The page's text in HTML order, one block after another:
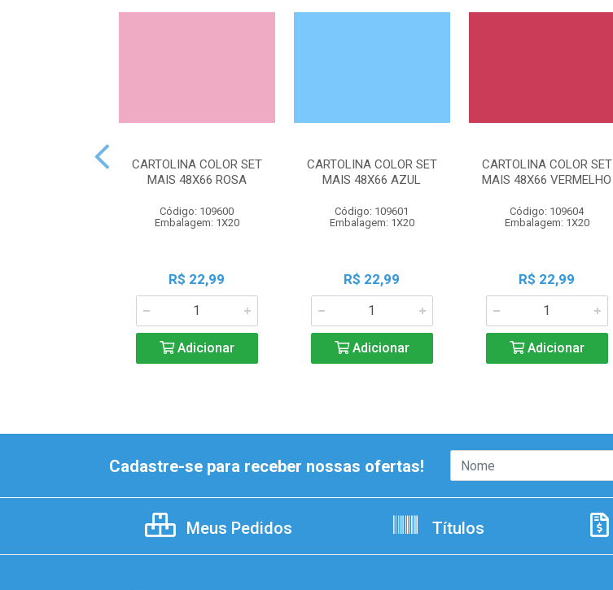
CARTOLINA COLOR SET
MAIS 48X66 ROSA
Código: 109600
Embalagem: 1X20
R$ 22,99
Adicionar
CARTOLINA COLOR SET
MAIS 48X66 AZUL
Código: 109601
Embalagem: 1X20
R$ 22,99
Adicionar
CARTOLINA COLOR SET
MAIS 48X66 VERMELHO
Código: 109604
Embalagem: 1X20
R$ 22,99
Adicionar
Cadastre-se para receber nossas ofertas!
Meus Pedidos Títulos